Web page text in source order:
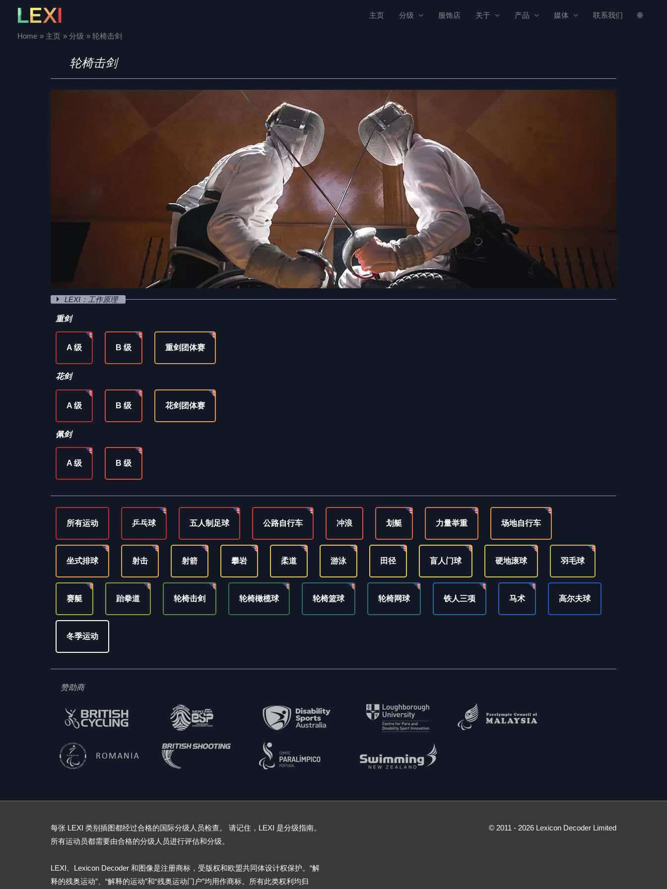
content
主页 分级 服饰店 关于 产品 媒体 联系我们 🌐
Home 主页 分级 轮椅击剑
轮椅击剑
LEXI：工作原理
重剑
A 级 B 级 重剑团体赛
花剑
A 级 B 级 花剑团体赛
佩剑
A 级 B 级
所有运动 乒乓球 五人制足球 公路自行车 冲浪 划艇 力量举重 场地自行车
坐式排球 射击 射箭 攀岩 柔道 游泳 田径 盲人门球 硬地滚球 羽毛球
赛艇 跆拳道 轮椅击剑 轮椅橄榄球 轮椅篮球 轮椅网球 铁人三项 马术 高尔夫球
冬季运动
赞助商
每张 LEXI 类别插图都经过合格的国际分级人员检查。 请记住，LEXI 是分级指南。
所有运动员都需要由合格的分级人员进行评估和分级。
LEXI、Lexicon Decoder 和图像是注册商标，受版权和欧盟共同体设计权保护。“解
释的残奥运动”、“解释的运动”和“残奥运动门户”均用作商标。所有此类权利均归
© 2011 - 2026 Lexicon Decoder Limited